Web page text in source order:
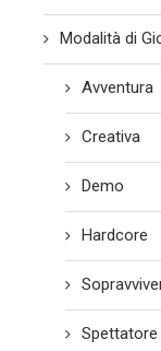
Modalità di
Avventura
Creativa
Demo
Hardcore
Spettatore